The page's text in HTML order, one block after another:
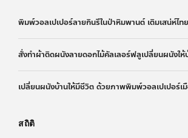
พิมพ์วอลเปเปอร์ลายกินรีในป่าหิมพานต์ เติมเสน่ห์ไท
สั่งทำผ้าติดผนังลายดอกไม้คัลเลอร์ฟลูเปลี่ยนผนังใ
เปลี่ยนผนังบ้านให้มีชีวิต ด้วยภาพพิมพ์วอลเปเปอร์เ
สถิติ